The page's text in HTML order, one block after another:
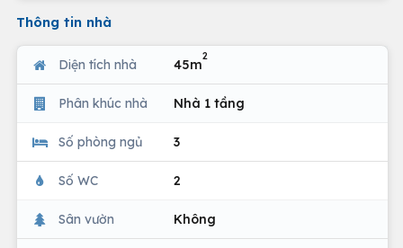
Thông tin nhà
Diện tích nhà 45m
2
Phân khúc nhà Nhà 1 tầng
Số phòng ngủ 3
Số WC 2
Sân vườn Không